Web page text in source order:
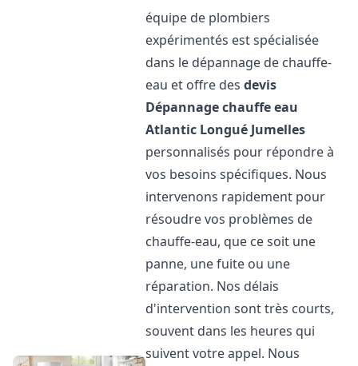
équipe de plombiers
expérimentés est spécialisée
dans le dépannage de chauffe-
eau et offre desdevis
Dépannage chauffe eau
Atlantic Longué Jumelles
personnalisés pour répondre à
vos besoins spécifiques. Nous
intervenons rapidement pour
résoudre vos problèmes de
chauffe-eau, que ce soit une
panne, une fuite ou une
réparation. Nos délais
d'intervention sont très courts,
souvent dans les heures qui
suivent votre appel. Nous